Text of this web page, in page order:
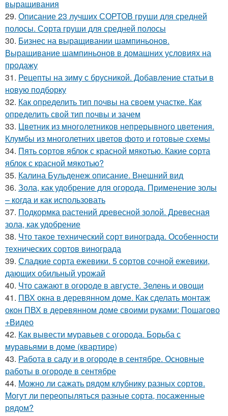
выращивания
29. Описание 23 лучших СОРТОВ груши для средней
полосы. Сорта груши для средней полосы
30. Бизнес на выращивании шампиньонов.
Выращивание шампиньонов в домашних условиях на
продажу
31. Рецепты на зиму с брусникой. Добавление статьи в
новую подборку
32. Как определить тип почвы на своем участке. Как
определить свой тип почвы и зачем
33. Цветник из многолетников непрерывного цветения.
Клумбы из многолетних цветов фото и готовые схемы
34. Пять сортов яблок с красной мякотью. Какие сорта
яблок с красной мякотью?
35. Калина Бульденеж описание. Внешний вид
36. Зола, как удобрение для огорода. Применение золы
– когда и как использовать
37. Подкормка растений древесной золой. Древесная
зола, как удобрение
38. Что такое технический сорт винограда. Особенности
технических сортов винограда
39. Сладкие сорта ежевики. 5 сортов сочной ежевики,
дающих обильный урожай
40. Что сажают в огороде в августе. Зелень и овощи
41. ПВХ окна в деревянном доме. Как сделать монтаж
окон ПВХ в деревянном доме своими руками: Пошагово
+Видео
42. Как вывести муравьев с огорода. Борьба с
муравьями в доме (квартире)
43. Работа в саду и в огороде в сентябре. Основные
работы в огороде в сентябре
44. Можно ли сажать рядом клубнику разных сортов.
Могут ли переопыляться разные сорта, посаженные
рядом?